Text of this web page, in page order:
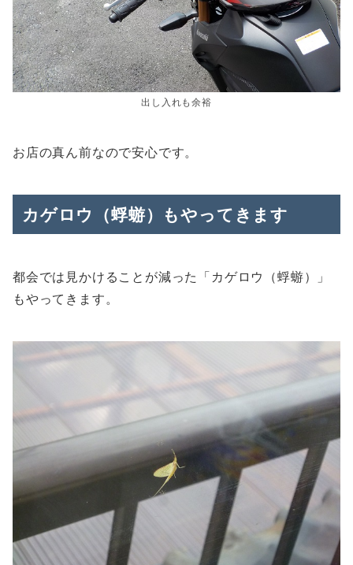
出し入れも余裕
お店の真ん前なので安心です。
カゲロウ（蜉蝣）もやってきます
都会では見かけることが減った「カゲロウ（蜉蝣）」
もやってきます。